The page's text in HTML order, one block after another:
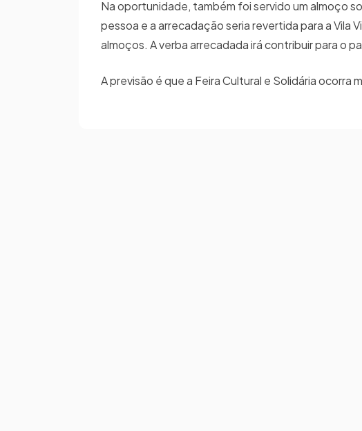
Na oportunidade, também foi servido um almoço
pessoa e a arrecadação seria revertida para a Vila
almoços. A verba arrecadada irá contribuir para o
A previsão é que a Feira Cultural e Solidária ocorra